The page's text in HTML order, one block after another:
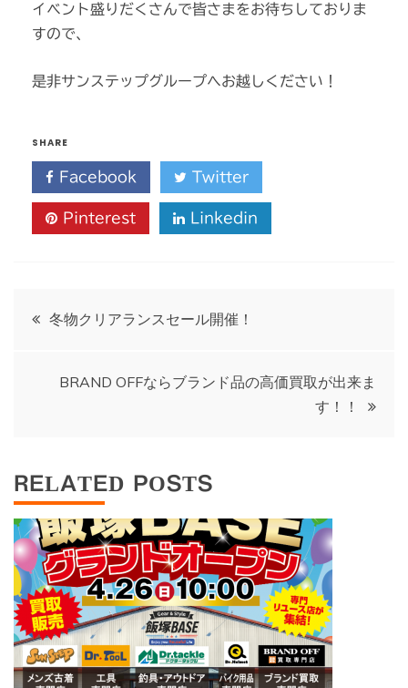
イベント盛りだくさんで皆さまをお待ちしておりま
すので、
是非サンステップグループへお越しください！
SHARE
Facebook Twitter
Pinterest Linkedin
投
ゲ
ー
シ
ョ
冬物クリアランスセール開催！
BRAND OFFならブランド品の高価買取が出来ま
す！！
RELATED POSTS